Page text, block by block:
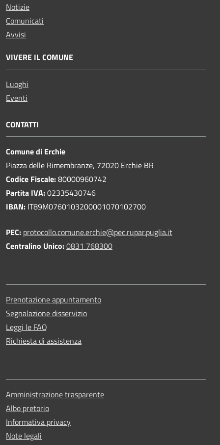
Notizie
Comunicati
Avvisi
VIVERE IL COMUNE
Luoghi
Eventi
CONTATTI
Comune di Erchie
Piazza delle Rimembranze, 72020 Erchie BR
Codice Fiscale:80000960742
Partita IVA:02335430746
IBAN: IT89M0760103200001070102700
PEC: protocollo.comune.erchie@pec.rupar.puglia.it
Centralino Unico:0831 768300
Prenotazione appuntamento
Segnalazione disservizio
Leggi le FAQ
Richiesta di assistenza
Amministrazione trasparente
Albo pretorio
Informativa privacy
Note legali